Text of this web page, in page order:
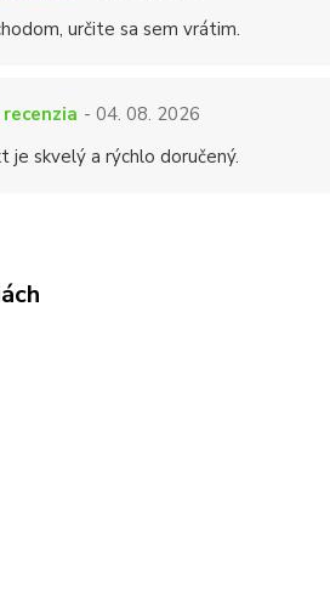
určite sa sem vrátim.
- 04. 08. 2026
je skvelý a rýchlo doručený.